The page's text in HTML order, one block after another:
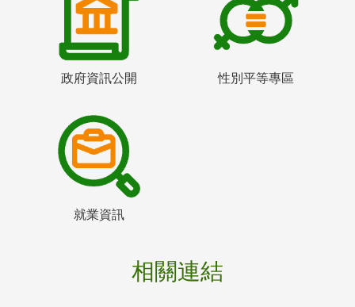
政府資訊公開 性別平等專區
就業資訊
相關連結